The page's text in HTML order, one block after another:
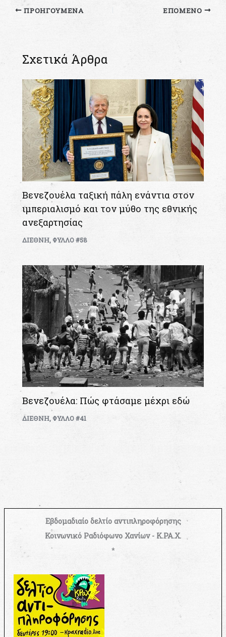
ΠΡΟΗΓΟΎΜΕΝΑ ΕΠΌΜΕΝΟ
Σχετικά Άρθρα
Βενεζουέλα ταξική πάλη ενάντια στον
ιμπεριαλισμό και τον μύθο της εθνικής
ανεξαρτησίας
ΔΙΕΘΝΗ, ΦΥΛΛΟ #58
Βενεζουέλα: Πώς φτάσαμε μέχρι εδώ
ΔΙΕΘΝΗ, ΦΥΛΛΟ #41
Εβδομαδιαίο δελτίο αντιπληροφόρησης
Κοινωνικό Ραδιόφωνο Χανίων - Κ.ΡΑ.Χ.
*